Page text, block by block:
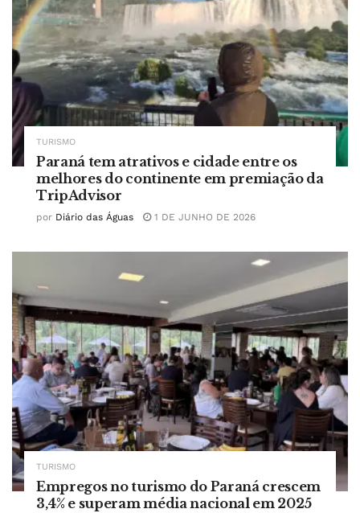
TURISMO
Paraná tem atrativos e cidade entre os
melhores do continente em premiação da
TripAdvisor
por Diário das Águas 1 DE JUNHO DE 2026
TURISMO
Empregos no turismo do Paraná crescem
3,4% e superam média nacional em 2025